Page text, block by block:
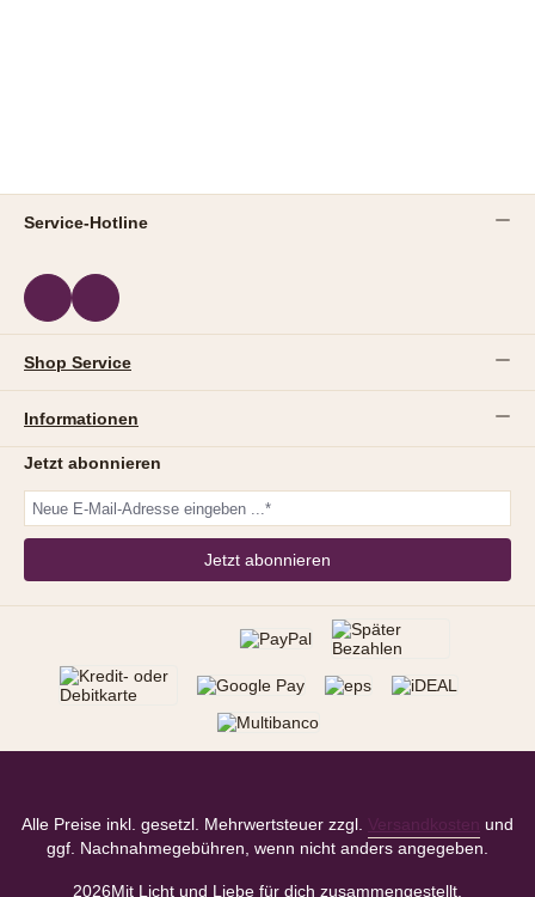
Service-Hotline
Shop Service
Informationen
Jetzt abonnieren
Jetzt abonnieren
Alle Preise inkl. gesetzl. Mehrwertsteuer zzgl. Versandkosten
und
ggf. Nachnahmegebühren, wenn nicht anders angegeben.
2026Mit Licht und Liebe für dich zusammengestellt.